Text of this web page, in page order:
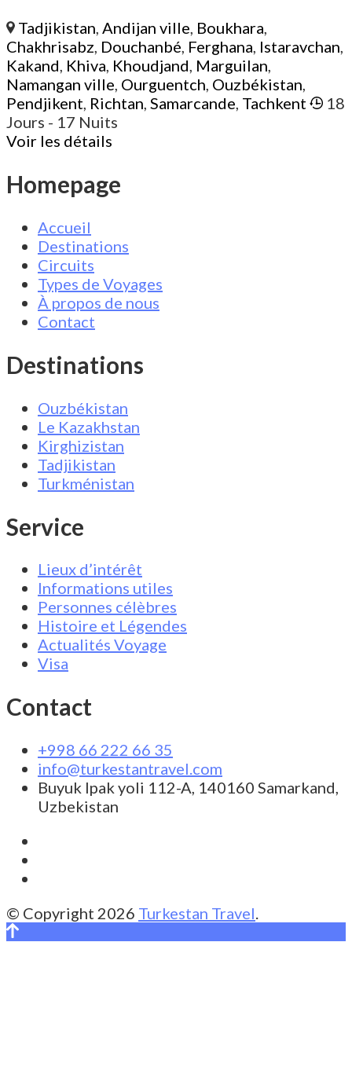
Tadjikistan,Andijan ville, Boukhara,
Chakhrisabz, Douchanbé, Ferghana, Istaravchan,
Kakand, Khiva, Khoudjand, Marguilan,
Namangan ville, Ourguentch, Ouzbékistan,
Pendjikent, Richtan, Samarcande, Tachkent
18
Jours - 17 Nuits
Voir les détails
Homepage
Accueil
Destinations
Circuits
Types de Voyages
À propos de nous
Contact
Destinations
Ouzbékistan
Le Kazakhstan
Kirghizistan
Tadjikistan
Turkménistan
Service
Lieux d’intérêt
Informations utiles
Personnes célèbres
Histoire et Légendes
Actualités Voyage
Visa
Contact
+998 66 222 66 35
info@turkestantravel.com
Buyuk Ipak yoli 112-A, 140160 Samarkand,
Uzbekistan
© Copyright 2026 Turkestan Travel.